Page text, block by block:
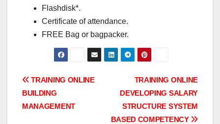
Flashdisk*.
Certificate of attendance.
FREE Bag or bagpacker.
Post
navigation
TRAINING ONLINE
DEVELOPING SALARY
STRUCTURE SYSTEM
BASED COMPETENCY
TRAINING ONLINE
BUILDING
MANAGEMENT